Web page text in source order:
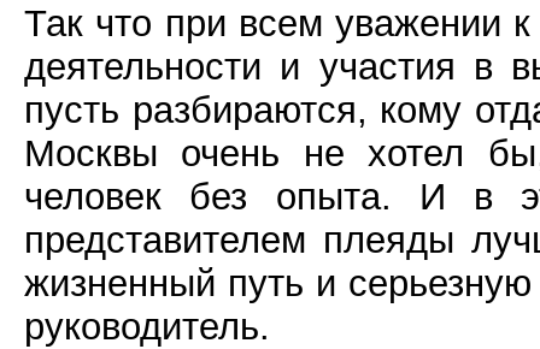
Так что при всем уважении
деятельности и участия в
пусть разбираются, кому
Москвы очень не хотел
человек без опыта. И в
представителем плеяды
жизненный путь и
руководитель.